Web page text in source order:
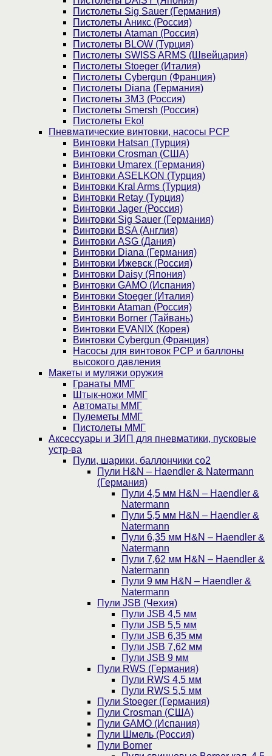
Пистолеты Sig Sauer (Германия)
Пистолеты Аникс (Россия)
Пистолеты Ataman (Россия)
Пистолеты BLOW (Турция)
Пистолеты SWISS ARMS (Швейцария)
Пистолеты Stoeger (Италия)
Пистолеты Cybergun (Франция)
Пистолеты Diana (Германия)
Пистолеты ЗМЗ (Россия)
Пистолеты Smersh (Россия)
Пистолеты Ekol
Пневматические винтовки, насосы PCP
Винтовки Hatsan (Турция)
Винтовки Crosman (США)
Винтовки Umarex (Германия)
Винтовки ASELKON (Турция)
Винтовки Kral Arms (Турция)
Винтовки Retay (Турция)
Винтовки Jager (Россия)
Винтовки Sig Sauer (Германия)
Винтовки BSA (Англия)
Винтовки ASG (Дания)
Винтовки Diana (Германия)
Винтовки Ижевск (Россия)
Винтовки Daisy (Япония)
Винтовки GAMO (Испания)
Винтовки Stoeger (Италия)
Винтовки Ataman (Россия)
Винтовки Borner (Тайвань)
Винтовки EVANIX (Корея)
Винтовки Cybergun (Франция)
Насосы для винтовок PCP и баллоны
высокого давления
Макеты и муляжи оружия
Гранаты ММГ
Штык-ножи ММГ
Автоматы ММГ
Пулеметы ММГ
Пистолеты ММГ
Аксессуары и ЗИП для пневматики, пусковые
устр-ва
Пули, шарики, баллончики со2
Пули H&N – Haendler & Natermann
(Германия)
Пули 4,5 мм H&N – Haendler &
Natermann
Пули 5,5 мм H&N – Haendler &
Natermann
Пули 6,35 мм H&N – Haendler &
Natermann
Пули 7,62 мм H&N – Haendler &
Natermann
Пули 9 мм H&N – Haendler &
Natermann
Пули JSB (Чехия)
Пули JSB 4,5 мм
Пули JSB 5,5 мм
Пули JSB 6,35 мм
Пули JSB 7,62 мм
Пули JSB 9 мм
Пули RWS (Германия)
Пули RWS 4,5 мм
Пули RWS 5,5 мм
Пули Stoeger (Германия)
Пули Crosman (США)
Пули GAMO (Испания)
Пули Шмель (Россия)
Пули Borner